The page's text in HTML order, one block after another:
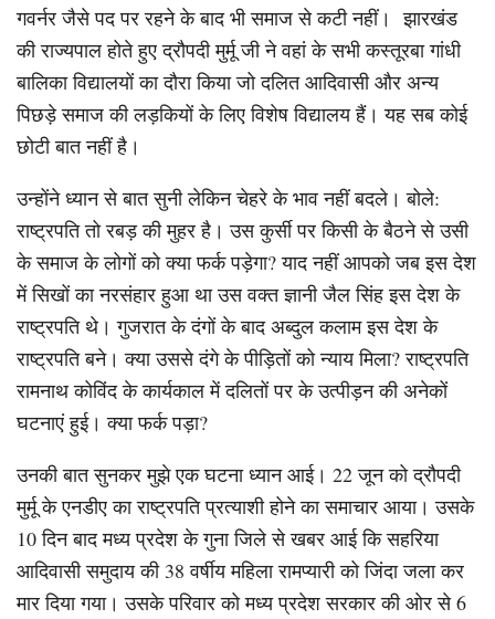
गवर्नर जैसे पद पर रहने के बाद भी समाज से कटी नहीं। झारखंड
की राज्यपाल होते हुए द्रौपदी मुर्मू जी ने वहां के सभी कस्तूरबा गांधी
बालिका विद्यालयों का दौरा किया जो दलित आदिवासी और अन्य
पिछड़े समाज की लड़कियों के लिए विशेष विद्यालय हैं। यह सब कोई
छोटी बात नहीं है।
उन्होंने ध्यान से बात सुनी लेकिन चेहरे के भाव नहीं बदले। बोले:
राष्ट्रपति तो रबड़ की मुहर है। उस कुर्सी पर किसी के बैठने से उसी
के समाज के लोगों को क्या फर्क पड़ेगा? याद नहीं आपको जब इस देश
में सिखों का नरसंहार हुआ था उस वक्त ज्ञानी जैल सिंह इस देश के
राष्ट्रपति थे। गुजरात के दंगों के बाद अब्दुल कलाम इस देश के
राष्ट्रपति बने। क्या उससे दंगे के पीड़ितों को न्याय मिला? राष्ट्रपति
रामनाथ कोविंद के कार्यकाल में दलितों पर के उत्पीड़न की अनेकों
घटनाएं हुई। क्या फर्क पड़ा?
उनकी बात सुनकर मुझे एक घटना ध्यान आई। 22 जून को द्रौपदी
मुर्मू के एनडीए का राष्ट्रपति प्रत्याशी होने का समाचार आया। उसके
10 दिन बाद मध्य प्रदेश के गुना जिले से खबर आई कि सहरिया
आदिवासी समुदाय की 38 वर्षीय महिला रामप्यारी को जिंदा जला कर
मार दिया गया। उसके परिवार को मध्य प्रदेश सरकार की ओर से 6